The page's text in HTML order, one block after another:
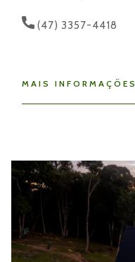
(47) 3357-4418
MAIS INFORMAÇÕES